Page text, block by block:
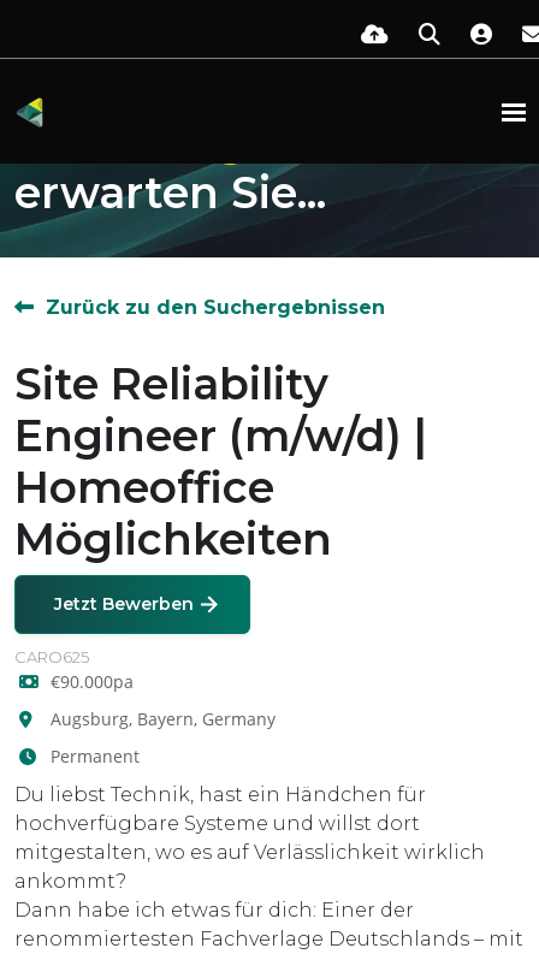
Diese
erwarten Sie...
Zurück zu den Suchergebnissen
Site Reliability
Engineer (m/w/d) |
Homeoffice
Möglichkeiten
Jetzt Bewerben
CARO625
€90.000pa
Augsburg, Bayern, Germany
Permanent
Du liebst Technik, hast ein Händchen für
hochverfügbare Systeme und willst dort
mitgestalten, wo es auf Verlässlichkeit wirklich
ankommt?
Dann habe ich etwas für dich: Einer der
renommiertesten Fachverlage Deutschlands – mit